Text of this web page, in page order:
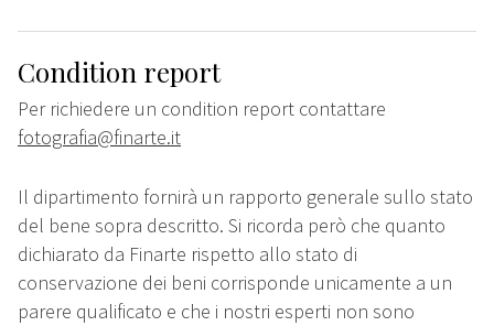
Condition report
Per richiedere un condition report contattare
fotografia@finarte.it
Il dipartimento fornirà un rapporto generale sullo stato
del bene sopra descritto. Si ricorda però che quanto
dichiarato da Finarte rispetto allo stato di
conservazione dei beni corrisponde unicamente a un
parere qualificato e che i nostri esperti non sono